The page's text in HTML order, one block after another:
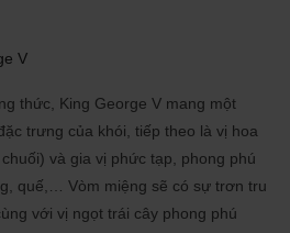
V
thức, King George V mang một
trưng của khói, tiếp theo là vị hoa
và gia vị phức tạp, phong phú
quế,… Vòm miệng sẽ có sự trơn tru
với vị ngọt trái cây phong phú